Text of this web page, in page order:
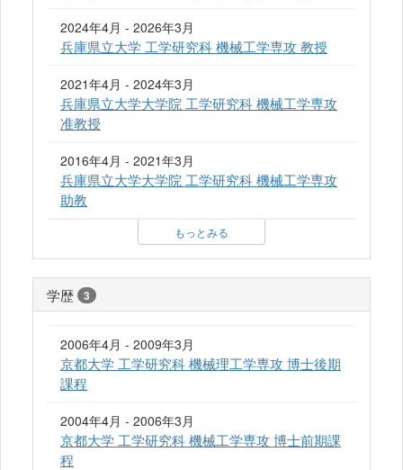
2024年4月 - 2026年3月
兵庫県立大学 工学研究科 機械工学専攻 教授
2021年4月 - 2024年3月
兵庫県立大学大学院 工学研究科 機械工学専攻
准教授
2016年4月 - 2021年3月
兵庫県立大学大学院 工学研究科 機械工学専攻
助教
もっとみる
学歴 3
2006年4月 - 2009年3月
京都大学 工学研究科 機械理工学専攻 博士後期
課程
2004年4月 - 2006年3月
京都大学 工学研究科 機械工学専攻 博士前期課
程